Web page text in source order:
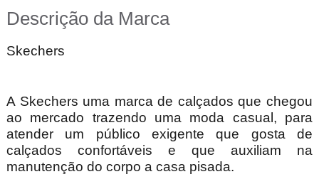
Descrição da Marca
Skechers
A Skechers uma marca de calçados que chegou
ao mercado trazendo uma moda casual, para
atender um público exigente que gosta de
calçados confortáveis e que auxiliam na
manutenção do corpo a casa pisada.